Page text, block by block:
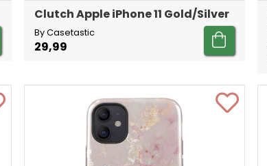
Clutch Apple iPhone 11 Gold/Silver
By Casetastic
29,99